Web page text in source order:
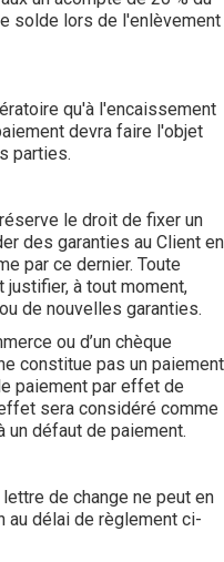
solde lors de l'enlèvement
qu'à l'encaissement
devra faire l'objet
parties.
le droit de fixer un
des garanties au Client en
par ce dernier. Toute
à tout moment,
de nouvelles garanties.
ou d’un chèque
constitue pas un paiement
paiement par effet de
sera considéré comme
un défaut de paiement.
de change ne peut en
au délai de règlement ci-